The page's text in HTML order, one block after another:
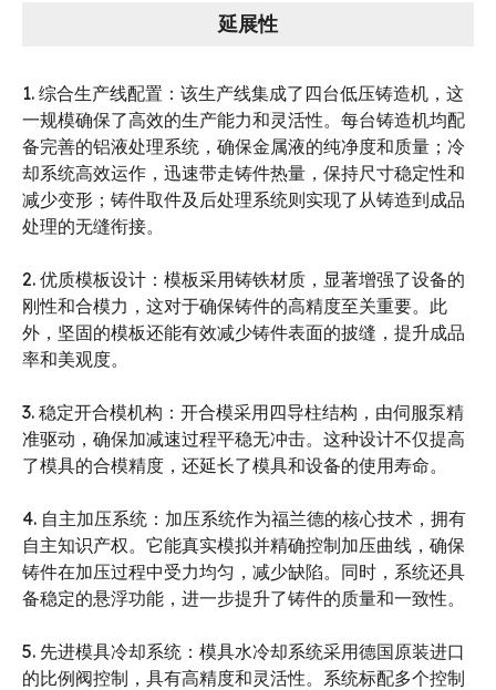
延展性
1. 综合生产线配置：该生产线集成了四台低压铸造机，这
一规模确保了高效的生产能力和灵活性。每台铸造机均配
备完善的铝液处理系统，确保金属液的纯净度和质量；冷
却系统高效运作，迅速带走铸件热量，保持尺寸稳定性和
减少变形；铸件取件及后处理系统则实现了从铸造到成品
处理的无缝衔接。
2. 优质模板设计：模板采用铸铁材质，显著增强了设备的
刚性和合模力，这对于确保铸件的高精度至关重要。此
外，坚固的模板还能有效减少铸件表面的披缝，提升成品
率和美观度。
3. 稳定开合模机构：开合模采用四导柱结构，由伺服泵精
准驱动，确保加减速过程平稳无冲击。这种设计不仅提高
了模具的合模精度，还延长了模具和设备的使用寿命。
4. 自主加压系统：加压系统作为福兰德的核心技术，拥有
自主知识产权。它能真实模拟并精确控制加压曲线，确保
铸件在加压过程中受力均匀，减少缺陷。同时，系统还具
备稳定的悬浮功能，进一步提升了铸件的质量和一致性。
5. 先进模具冷却系统：模具水冷却系统采用德国原装进口
的比例阀控制，具有高精度和灵活性。系统标配多个控制